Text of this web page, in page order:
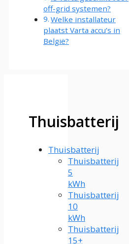
off-grid systemen?
Welke installateur
plaatst Varta accu’s in
België?
Thuisbatterij
Thuisbatterij
Thuisbatterij
5
kWh
Thuisbatterij
10
kWh
Thuisbatterij
15+